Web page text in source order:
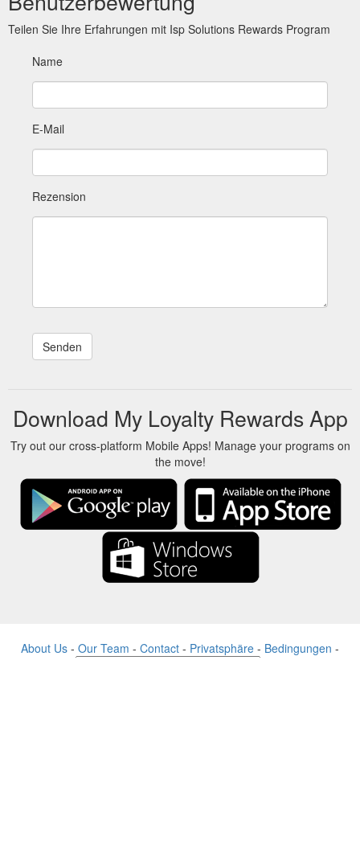
Teilen Sie Ihre Erfahrungen mit Isp Solutions Rewards Program
Name
E-Mail
Rezension
Download My Loyalty Rewards App
Try out our cross-platform Mobile Apps! Manage your programs on
the move!
About Us - Our Team - Contact - Privatsphäre - Bedingungen -